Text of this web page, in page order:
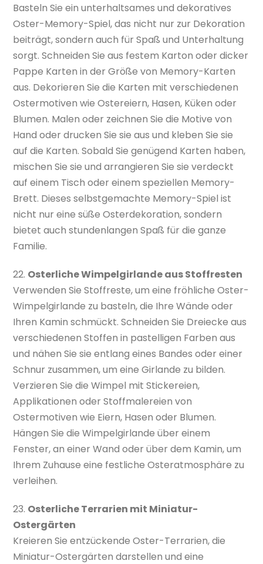
Basteln Sie ein unterhaltsames und dekoratives
Oster-Memory-Spiel, das nicht nur zur Dekoration
beiträgt, sondern auch für Spaß und Unterhaltung
sorgt. Schneiden Sie aus festem Karton oder dicker
Pappe Karten in der Größe von Memory-Karten
aus. Dekorieren Sie die Karten mit verschiedenen
Ostermotiven wie Ostereiern, Hasen, Küken oder
Blumen. Malen oder zeichnen Sie die Motive von
Hand oder drucken Sie sie aus und kleben Sie sie
auf die Karten. Sobald Sie genügend Karten haben,
mischen Sie sie und arrangieren Sie sie verdeckt
auf einem Tisch oder einem speziellen Memory-
Brett. Dieses selbstgemachte Memory-Spiel ist
nicht nur eine süße Osterdekoration, sondern
bietet auch stundenlangen Spaß für die ganze
Familie.
22. Osterliche Wimpelgirlande aus Stoffresten
Verwenden Sie Stoffreste, um eine fröhliche Oster-
Wimpelgirlande zu basteln, die Ihre Wände oder
Ihren Kamin schmückt. Schneiden Sie Dreiecke aus
verschiedenen Stoffen in pastelligen Farben aus
und nähen Sie sie entlang eines Bandes oder einer
Schnur zusammen, um eine Girlande zu bilden.
Verzieren Sie die Wimpel mit Stickereien,
Applikationen oder Stoffmalereien von
Ostermotiven wie Eiern, Hasen oder Blumen.
Hängen Sie die Wimpelgirlande über einem
Fenster, an einer Wand oder über dem Kamin, um
Ihrem Zuhause eine festliche Osteratmosphäre zu
verleihen.
23. Osterliche Terrarien mit Miniatur-
Ostergärten
Kreieren Sie entzückende Oster-Terrarien, die
Miniatur-Ostergärten darstellen und eine